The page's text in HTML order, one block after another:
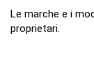
Le marche e i
proprietari.